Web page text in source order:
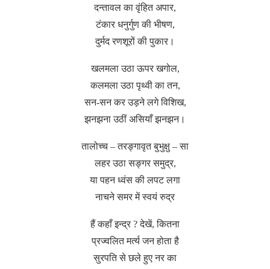
दन्तावल का वृंहित अपार,
टंकार धनुर्गुण की भीषण,
दुर्मद रणशूरों की पुकार।
खलमला उठा ऊपर खगोल,
कलमला उठा पृथ्वी का तन,
सन-सन कर उड़ने लगे विशिख,
झनझना उठीं असियाँ झनझन।
तालोच्च – तरङ्गावृत बुभुक्षु – सा
लहर उठा सङ्गर समुद्र,
या पहन ध्वंस की लपट लगा
नाचने समर में स्वयं रुद्र
हैं कहाँ इन्द्र ? देखें, कितना
प्रज्वलित मर्त्य जन होता है
सुरपति से छले हुए नर का